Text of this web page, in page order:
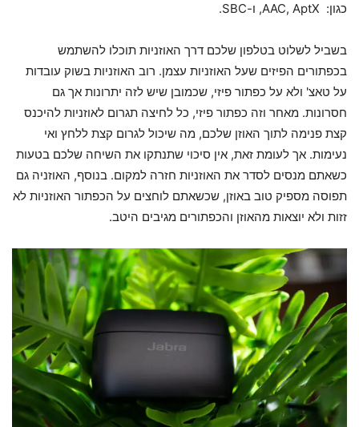
כגון: AAC, AptX, ו-SBC.
בשביל לשלוט בטלפון שלכם דרך האוזניות תוכלו להשתמש
בכפתורים הפיזים שעל האוזניות עצמן. רוב האוזניות בשוק עובדות
על טאצ' ולא על כפתור פיזי, שכמובן שיש לזה יתרונות אך גם
חסרונות. מאחר וזה כפתור פיזי, כל לחיצה תגרום לאוזניות להיכנס
קצת פנימה לתוך האוזן שלכם, מה שיכול לגרום קצת ללחץ ואי
נעימות. אך לעומת זאת, אין סיכוי שתנתקו את השיחה שלכם בטעות
כשאתם מנסים לסדר את האוזניות חזרה למקום. בנוסף, האוזניה גם
תפוסה מספיק טוב באוזן, שכשאתם לוחצים על הכפתור האוזניות לא
זזות ולא יוצאות מהאוזן והכפתורים מגיבים היטב.